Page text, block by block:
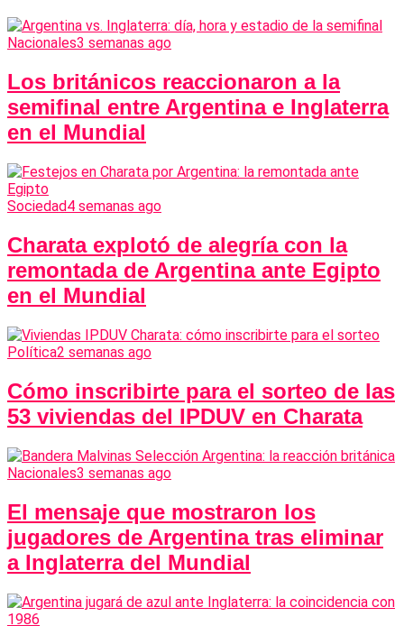
Nacionales3 semanas ago
Los británicos reaccionaron a la
semifinal entre Argentina e Inglaterra
en el Mundial
Sociedad4 semanas ago
Charata explotó de alegría con la
remontada de Argentina ante Egipto
en el Mundial
Política2 semanas ago
Cómo inscribirte para el sorteo de las
53 viviendas del IPDUV en Charata
Nacionales3 semanas ago
El mensaje que mostraron los
jugadores de Argentina tras eliminar
a Inglaterra del Mundial